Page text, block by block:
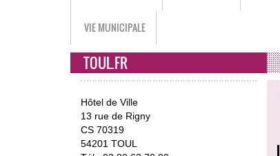
VIE MUNICIPALE
TOUL.FR
Hôtel de Ville
13 rue de Rigny
CS 70319
54201 TOUL